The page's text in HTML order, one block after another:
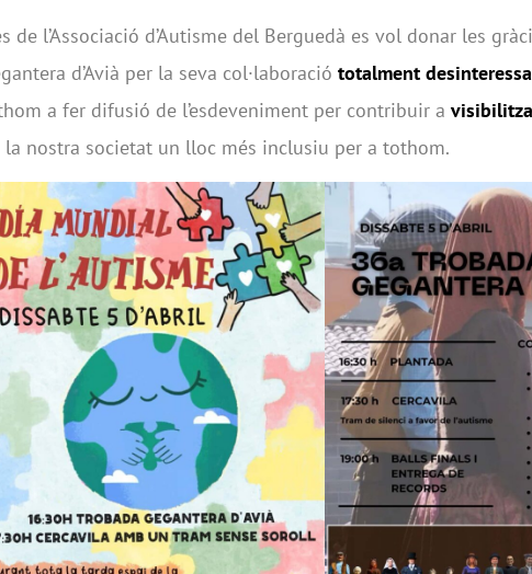
de l’Associació d’Autisme del Berguedà es vol donar les
d’Avià per la seva col·laboració totalment
a fer difusió de l’esdeveniment per contribuir a
la nostra societat un lloc més inclusiu per a tothom.